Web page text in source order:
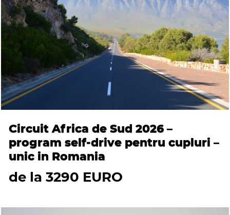
Circuit Africa de Sud 2026 –
program self-drive pentru cupluri –
unic in Romania
de la 3290 EURO